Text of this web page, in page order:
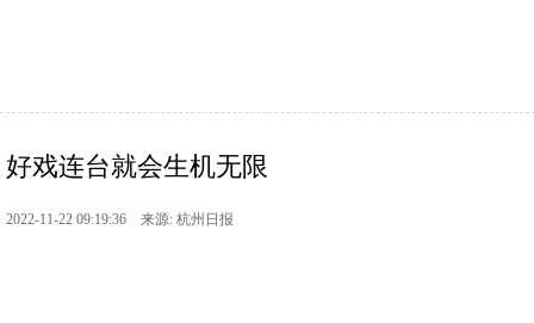
好戏连台就会生机无限
2022-11-22 09:19:36 来源: 杭州日报